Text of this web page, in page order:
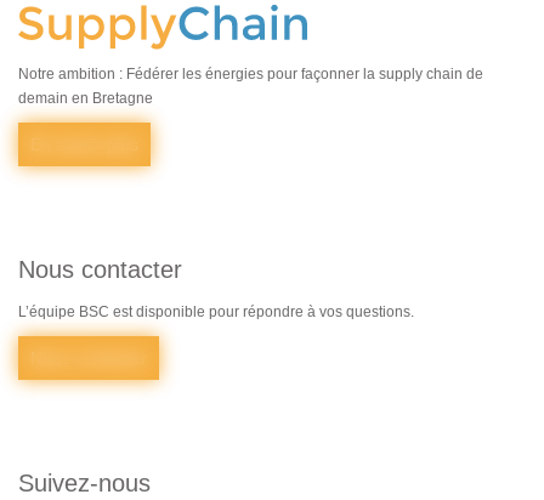
Notre ambition : Fédérer les énergies pour façonner la supply chain de
demain en Bretagne
Nous contacter
L’équipe BSC est disponible pour répondre à vos questions.
Suivez-nous